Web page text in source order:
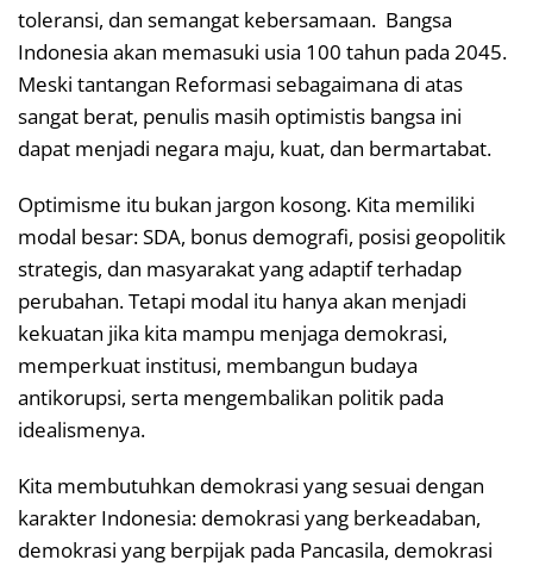
toleransi, dan semangat kebersamaan. Bangsa
Indonesia akan memasuki usia 100 tahun pada 2045.
Meski tantangan Reformasi sebagaimana di atas
sangat berat, penulis masih optimistis bangsa ini
dapat menjadi negara maju, kuat, dan bermartabat.
Optimisme itu bukan jargon kosong. Kita memiliki
modal besar: SDA, bonus demografi, posisi geopolitik
strategis, dan masyarakat yang adaptif terhadap
perubahan. Tetapi modal itu hanya akan menjadi
kekuatan jika kita mampu menjaga demokrasi,
memperkuat institusi, membangun budaya
antikorupsi, serta mengembalikan politik pada
idealismenya.
Kita membutuhkan demokrasi yang sesuai dengan
karakter Indonesia: demokrasi yang berkeadaban,
demokrasi yang berpijak pada Pancasila, demokrasi